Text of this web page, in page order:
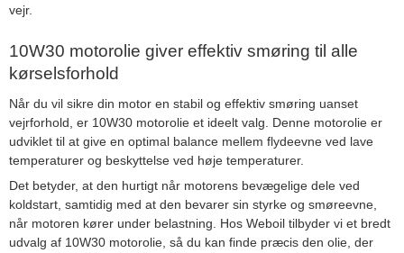
vejr.
10W30 motorolie giver effektiv smøring til alle
kørselsforhold
Når du vil sikre din motor en stabil og effektiv smøring uanset
vejrforhold, er 10W30 motorolie et ideelt valg. Denne motorolie er
udviklet til at give en optimal balance mellem flydeevne ved lave
temperaturer og beskyttelse ved høje temperaturer.
Det betyder, at den hurtigt når motorens bevægelige dele ved
koldstart, samtidig med at den bevarer sin styrke og smøreevne,
når motoren kører under belastning. Hos Weboil tilbyder vi et bredt
udvalg af 10W30 motorolie, så du kan finde præcis den olie, der